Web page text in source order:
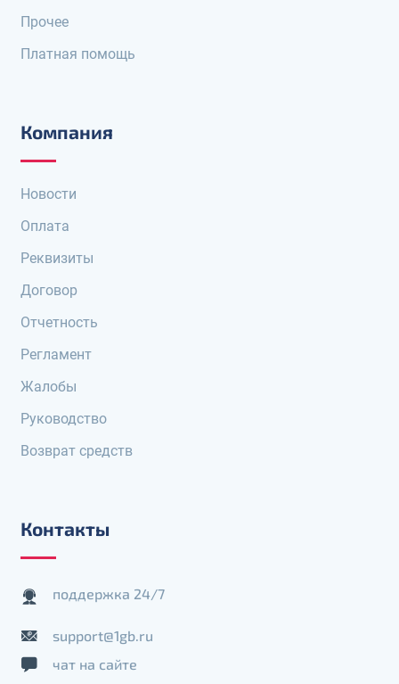
Прочее
Платная помощь
Компания
Новости
Оплата
Реквизиты
Договор
Отчетность
Регламент
Жалобы
Руководство
Возврат средств
Контакты
поддержка 24/7
support@1gb.ru
чат на сайте